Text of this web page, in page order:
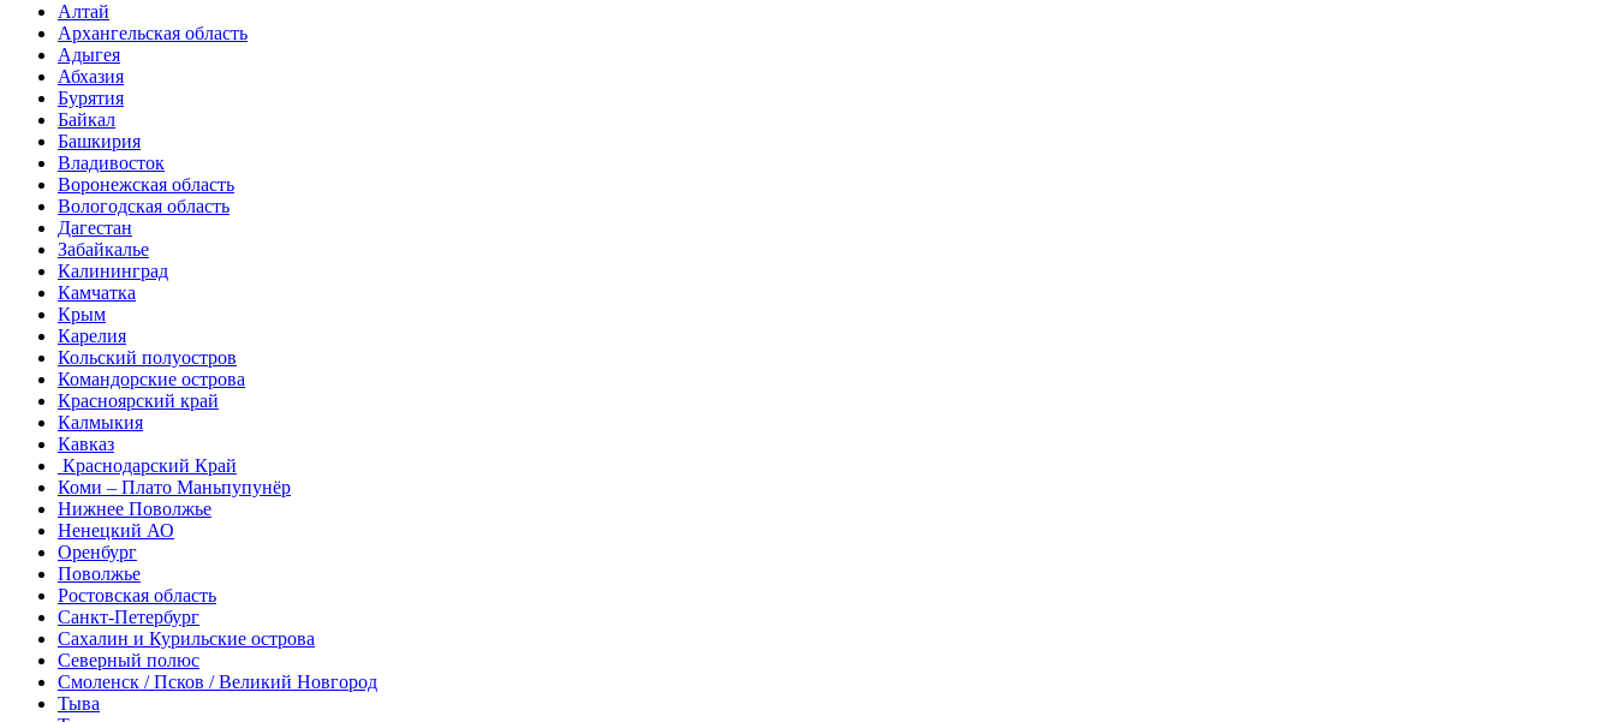
Алтай
Архангельская область
Адыгея
Абхазия
Бурятия
Байкал
Башкирия
Владивосток
Воронежская область
Вологодская область
Дагестан
Забайкалье
Калининград
Камчатка
Крым
Карелия
Кольский полуостров
Командорские острова
Красноярский край
Калмыкия
Кавказ
Краснодарский Край
Коми – Плато Маньпупунёр
Нижнее Поволжье
Ненецкий АО
Оренбург
Поволжье
Ростовская область
Санкт-Петербург
Сахалин и Курильские острова
Северный полюс
Смоленск / Псков / Великий Новгород
Тыва